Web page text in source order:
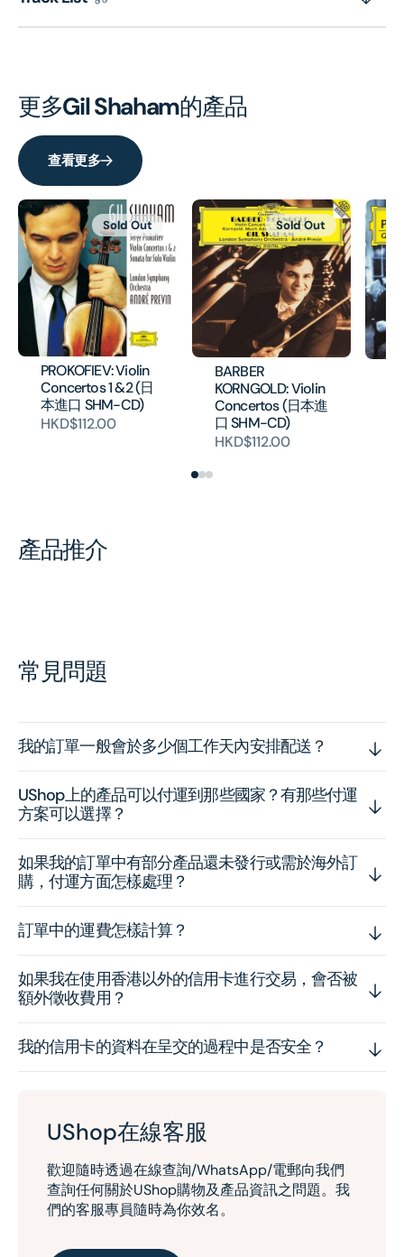
更多Gil Shaham的產品
查看更多
PROKOFIEV: Violin
Concertos 1 &2 (日
本進口 SHM-CD)
HKD$112.00
Sold Out
BARBER
KORNGOLD: Violin
Concertos (日本進
口 SHM-CD)
HKD$112.00
Sold Out
產品推介
常見問題
我的訂單一般會於多少個工作天內安排配送？
UShop上的產品可以付運到那些國家？有那些付運
方案可以選擇？
如果我的訂單中有部分產品還未發行或需於海外訂
購，付運方面怎樣處理？
訂單中的運費怎樣計算？
如果我在使用香港以外的信用卡進行交易，會否被
額外徵收費用？
我的信用卡的資料在呈交的過程中是否安全？
UShop在線客服
歡迎隨時透過在線查詢/WhatsApp/電郵向我們
查詢任何關於UShop購物及產品資訊之問題。我
們的客服專員隨時為你效名。